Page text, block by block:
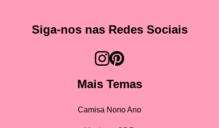
Siga-nos nas Redes Sociais
Mais Temas
Camisa Nono Ano